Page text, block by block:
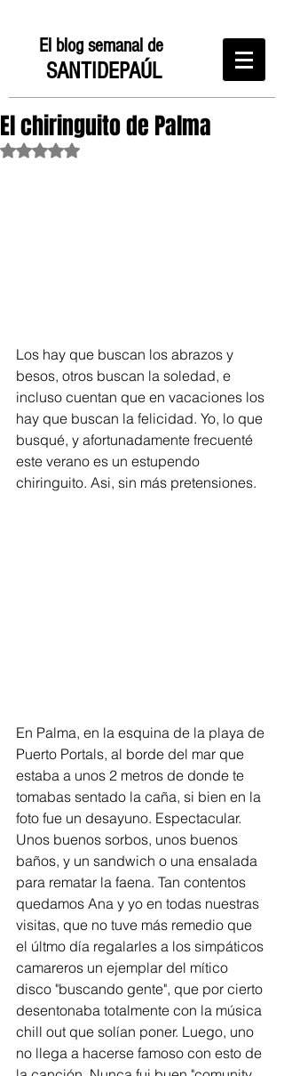
El blog semanal de
SANTIDEPAÚL
El chiringuito de Palma
Obtuvo NaN de 5 estrellas.
Los hay que buscan los abrazos y
besos, otros buscan la soledad, e
incluso cuentan que en vacaciones los
hay que buscan la felicidad. Yo, lo que
busqué, y afortunadamente frecuenté
este verano es un estupendo
chiringuito. Asi, sin más pretensiones.
En Palma, en la esquina de la playa de
Puerto Portals, al borde del mar que
estaba a unos 2 metros de donde te
tomabas sentado la caña, si bien en la
foto fue un desayuno. Espectacular.
Unos buenos sorbos, unos buenos
baños, y un sandwich o una ensalada
para rematar la faena. Tan contentos
quedamos Ana y yo en todas nuestras
visitas, que no tuve más remedio que
el últmo día regalarles a los simpáticos
camareros un ejemplar del mítico
disco "buscando gente", que por cierto
desentonaba totalmente con la música
chill out que solían poner. Luego, uno
no llega a hacerse famoso con esto de